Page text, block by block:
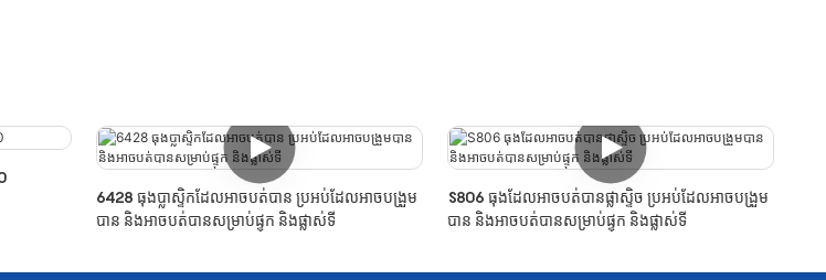
6428 ធុងប្លាស្ទិកដែលអាចបត់បាន ប្រអប់ដែលអាចបង្រួម
បាន និងអាចបត់បានសម្រាប់ផ្ទុក និងផ្លាស់ទី
S806 ធុងដែលអាចបត់បានផ្លាស្ទិច ប្រអប់ដែលអាចបង្រួម
បាន និងអាចបត់បានសម្រាប់ផ្ទុក និងផ្លាស់ទី